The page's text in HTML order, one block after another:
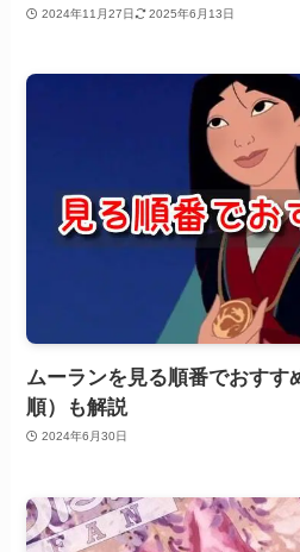
2024年11月27日 2025年6月13日
ムーランを見る順番でおすす
順）も解説
2024年6月30日